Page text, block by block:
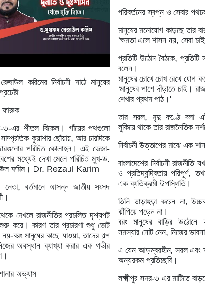
করিমের নির্বাচনী মাঠে মানুষের
ফারুক
৩-এর শীতল বিকেল। গাঁয়ের পথগুলো
কুয়াশার ছোঁয়ায়, আর চারদিকে
পরিচিত কোলাহল। এই ভেজা-
মধ্যেই দেখা মেলে পরিচিত মুখ-ড.
করিম। Dr. Rezaul Karim
নেতা, বর্তমানে আসন্ন জাতীয় সংসদ
দেখলে রাজনীতির প্রচলিত দৃশ্যপট
করে। কারণ তার প্রচারণা শুধু ভোট
বরং মানুষের কাছে যাওয়া, তাদের গল্প
অবস্থান ব্যাখ্যা করার এক গভীর
অভ্যাস
পরিবর্তনের স্বপ্ন ও সেবার
মানুষের মনোযোগ কাড়ছে তার
'ক্ষমতা এলে শাসন নয়, সেবা
প্রতিটি উঠোন বৈঠকে,
বলেন।
মানুষের চোখে চোখ রেখে যোগ
‘মানুষের পাশে দাঁড়াতে চাই।
শেখার প্রথম পাঠ।'
তার সরল, মৃদু কণ্ঠে বলা
লুকিয়ে থাকে তার রাজনৈতিক
নির্বাচনী উত্তাপের মাঝে এক
বাংলাদেশের নির্বাচনী
ও প্রতিদ্বন্দ্বিতায় পরিপূর্ণ,
এক ব্যতিক্রমী উপস্থিতি।
তিনি তাড়াহুড়া করেন না,
ঝাঁপিয়ে পড়েন না।
বরং মানুষের বাড়ির উঠোনে
সমস্যার নোট নেন, নিজের
এ যেন আড়ম্বরহীন, সরল এবং
অন্যরকম প্রতিচ্ছবি।
লক্ষ্মীপুর সদর-৩ এর মাটিতে